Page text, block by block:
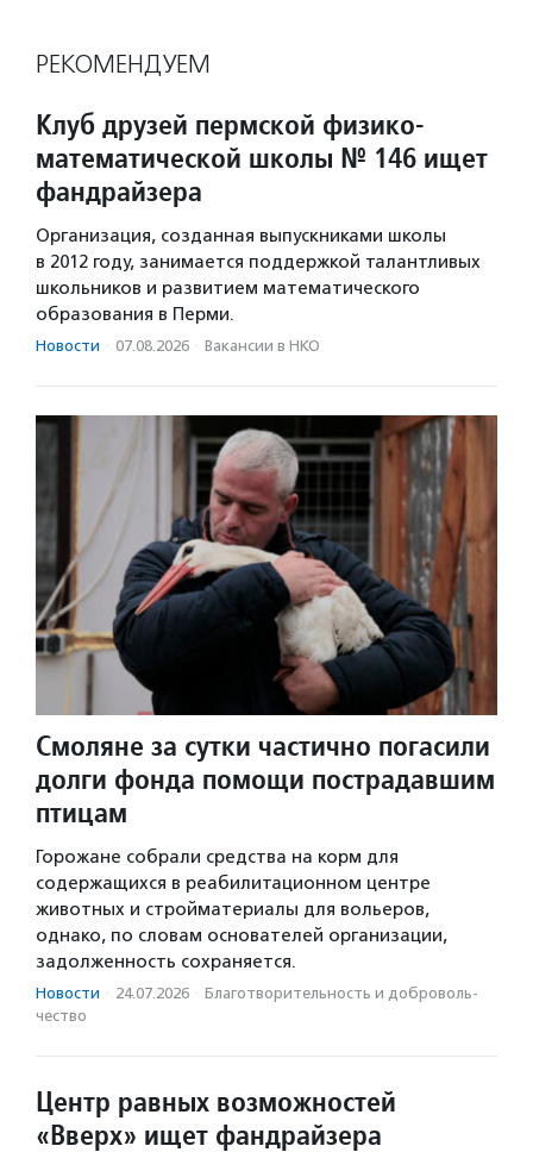
РЕКОМЕНДУЕМ
Клуб друзей пермской физико-
математической школы № 146 ищет
фандрайзера
Организация, созданная выпускниками школы
в 2012 году, занимается поддержкой талантливых
школьников и развитием математического
образования в Перми.
Новости · 07.08.2026 · Вакансии в НКО
Смоляне за сутки частично погасили
долги фонда помощи пострадавшим
птицам
Горожане собрали средства на корм для
содержащихся в реабилитационном центре
животных и стройматериалы для вольеров,
однако, по словам основателей организации,
задолженность сохраняется.
Новости · 24.07.2026 · Благотвори­тель­ность и доброволь­
чест­во
Центр равных возможностей
«Вверх» ищет фандрайзера